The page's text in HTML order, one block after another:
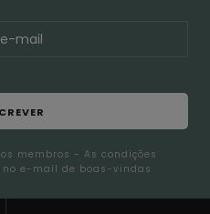
membros - As condições
e-mail de boas-vindas